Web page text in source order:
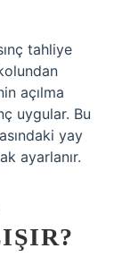
tahliye
açılma
uygular. Bu
yay
ayarlanır.